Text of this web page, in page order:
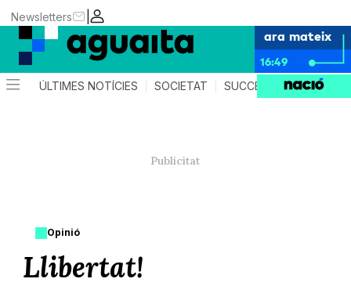
|
Newsletters
ara mateix
16:49
ÚLTIMES NOTÍCIES SOCIETAT SUCCESSOS AGENDA
Opinió
Llibertat!